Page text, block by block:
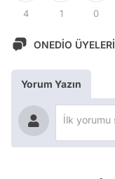
4 1 0
ONEDİO
Yorum Yazın